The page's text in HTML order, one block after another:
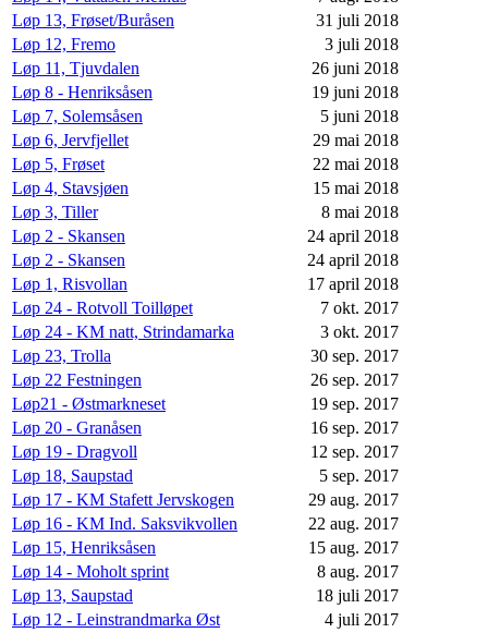
Løp 13, Frøset/Buråsen
31 juli 2018
Løp 12, Fremo
3 juli 2018
Løp 11, Tjuvdalen
26 juni 2018
Løp 8 - Henriksåsen
19 juni 2018
Løp 7, Solemsåsen
5 juni 2018
Løp 6, Jervfjellet
29 mai 2018
Løp 5, Frøset
22 mai 2018
Løp 4, Stavsjøen
15 mai 2018
Løp 3, Tiller
8 mai 2018
Løp 2 - Skansen
24 april 2018
Løp 2 - Skansen
24 april 2018
Løp 1, Risvollan
17 april 2018
Løp 24 - Rotvoll Toilløpet
7 okt. 2017
Løp 24 - KM natt, Strindamarka
3 okt. 2017
Løp 23, Trolla
30 sep. 2017
Løp 22 Festningen
26 sep. 2017
Løp21 - Østmarkneset
19 sep. 2017
Løp 20 - Granåsen
16 sep. 2017
Løp 19 - Dragvoll
12 sep. 2017
Løp 18, Saupstad
5 sep. 2017
Løp 17 - KM Stafett Jervskogen
29 aug. 2017
Løp 16 - KM Ind. Saksvikvollen
22 aug. 2017
Løp 15, Henriksåsen
15 aug. 2017
Løp 14 - Moholt sprint
8 aug. 2017
Løp 13, Saupstad
18 juli 2017
Løp 12 - Leinstrandmarka Øst
4 juli 2017